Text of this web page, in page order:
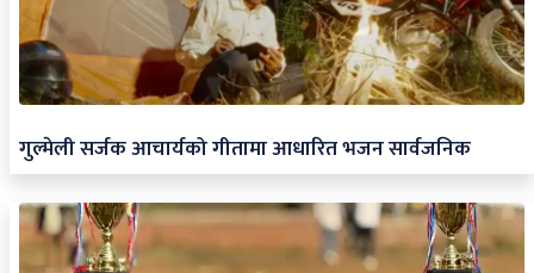
गुल्मेली सर्जक आचार्यको गीतामा आधारित भजन सार्वजनिक